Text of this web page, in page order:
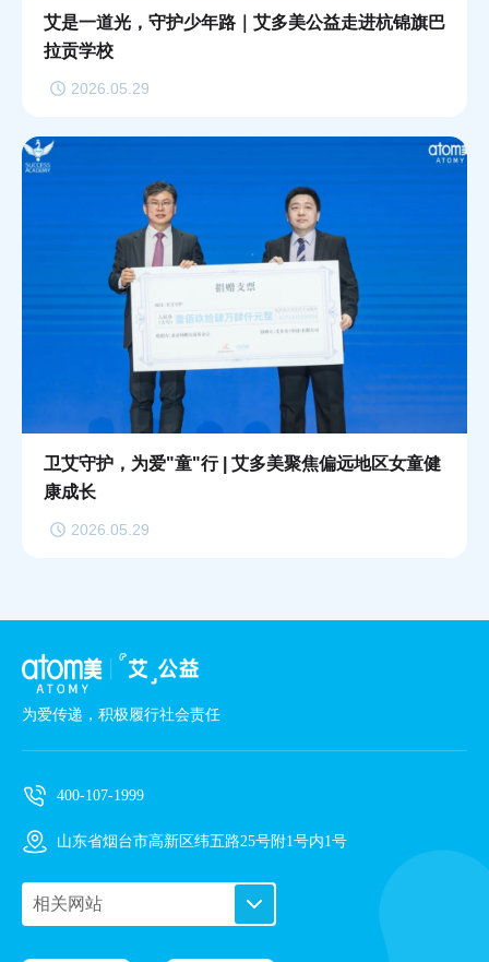
艾是一道光，守护少年路｜艾多美公益走进杭锦旗巴
拉贡学校
2026.05.29
卫艾守护，为爱"童"行 | 艾多美聚焦偏远地区女童健
康成长
2026.05.29
为爱传递，积极履行社会责任
400-107-1999
山东省烟台市高新区纬五路25号附1号内1号
相关网站